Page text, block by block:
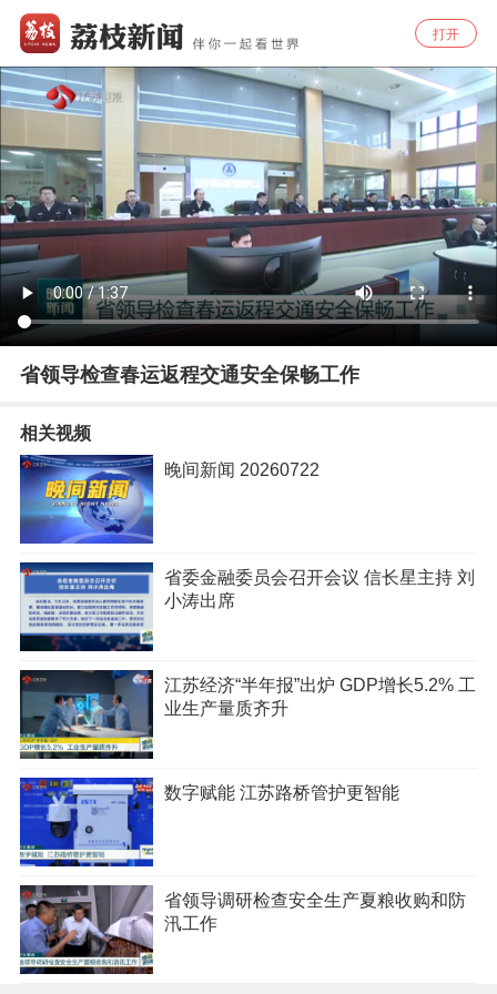
打开
省领导检查春运返程交通安全保畅工作
相关视频
晚间新闻 20260722
省委金融委员会召开会议 信长星主持 刘
小涛出席
江苏经济“半年报”出炉 GDP增长5.2% 工
业生产量质齐升
数字赋能 江苏路桥管护更智能
省领导调研检查安全生产夏粮收购和防
汛工作